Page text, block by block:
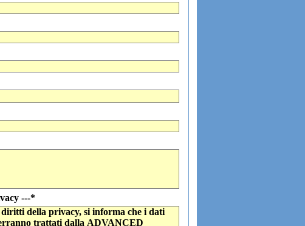
---*
diritti della privacy, si informa che i dati
trattati dalla ADVANCED